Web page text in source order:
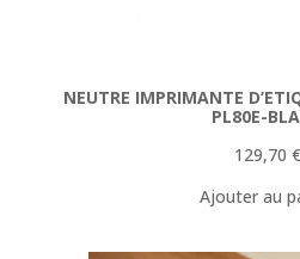
NEUTRE IMPRIMANTE
PL80E-
129,70 €
Ajouter au